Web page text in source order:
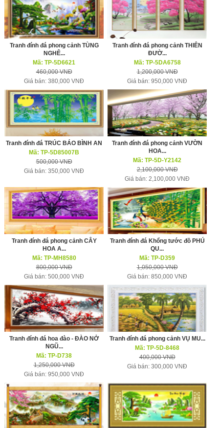
Tranh đính đá phong cảnh TÙNG
NGHÊ...
Mã: TP-5D6621
460,000 VNĐ
Giá bán: 380,000 VNĐ
Tranh đính đá phong cảnh THIÊN
ĐƯỜ...
Mã: TP-5DA6758
1,200,000 VNĐ
Giá bán: 950,000 VNĐ
Tranh đính đá TRÚC BÁO BÌNH AN
Mã: TP-5D85007B
500,000 VNĐ
Giá bán: 350,000 VNĐ
Tranh đính đá phong cảnh VƯỜN
HOA...
Mã: TP-5D-Y2142
2,100,000 VNĐ
Giá bán: 2,100,000 VNĐ
Tranh đính đá phong cảnh CÂY
HOA A...
Mã: TP-MH8580
800,000 VNĐ
Giá bán: 500,000 VNĐ
Tranh đính đá Khổng tước đồ PHÚ
QU...
Mã: TP-D359
1,050,000 VNĐ
Giá bán: 850,000 VNĐ
Tranh đính đá hoa đào - ĐÀO NỞ
NGŨ...
Mã: TP-D738
1,250,000 VNĐ
Giá bán: 950,000 VNĐ
Tranh đính đá phong cảnh VỤ MU...
Mã: TP-5D-8468
400,000 VNĐ
Giá bán: 300,000 VNĐ